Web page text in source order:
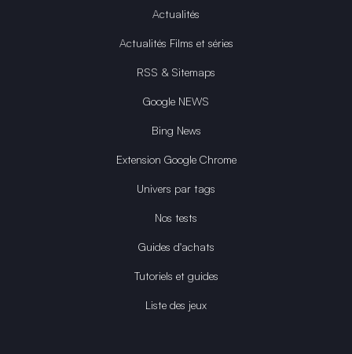
Actualités
Actualités Films et séries
RSS & Sitemaps
Google NEWS
Bing News
Extension Google Chrome
Univers par tags
Nos tests
Guides d'achats
Tutoriels et guides
Liste des jeux